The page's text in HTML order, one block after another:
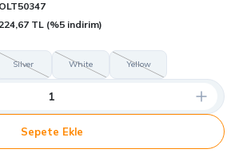
OLT50347
224,67 TL (%5 indirim)
Silver White Yellow
Sepete Ekle